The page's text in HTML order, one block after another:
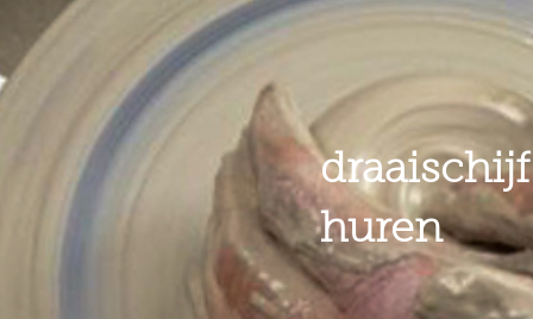
draaischijf
huren